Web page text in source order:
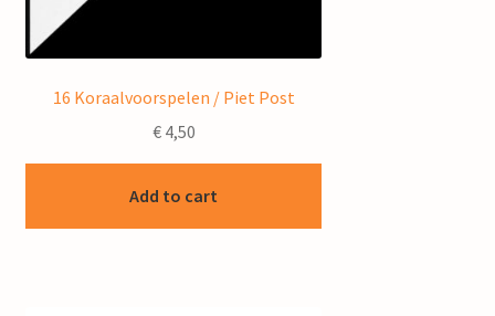
16 Koraalvoorspelen / Piet Post
€4,50
Add to cart